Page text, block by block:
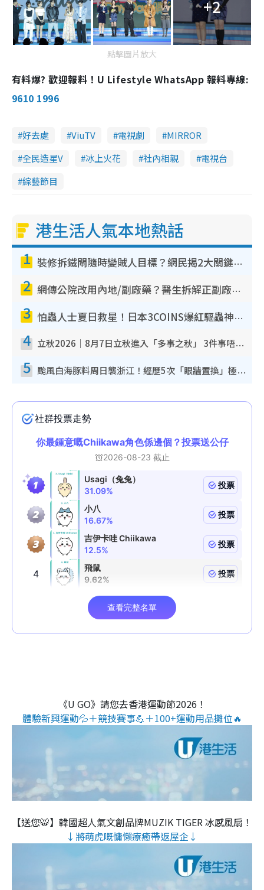
+2
點擊圖片放大
有料爆? 歡迎報料！U Lifestyle WhatsApp 報料專線:
9610 1996
好去處 ViuTV 電視劇
MIRROR
全民造星V
冰上火花 社內相親
電視台
綜藝節目
港生活人氣本地熱話
1 裝修拆鐵閘隨時變賊人目標？網民揭2大關鍵用途：裝新式等於白裝？附新舊鐵閘分別
2 網傳公院改用內地/副廠藥？醫生拆解正副廠分別 揭4類人換藥隨時出事
3 怕蟲人士夏日救星！日本3COINS爆紅驅蟲神器$45起 1招「全程免觸碰」輕鬆搞定小強
4 立秋2026｜8月7日立秋進入「多事之秋」 3件事唔做得！專家教6招開運 清枱頭／銀包納氣接好運
5 颱風白海豚料周日襲浙江！經歷5次「眼牆置換」極罕見 成登陸內地最長途颱風
《U GO》請您去香港運動節2026！
體驗新興運動💦＋競技賽事💪＋100+運動用品攤位🔥
【送您🐯】韓國超人氣文創品牌MUZIK TIGER 冰感風扇！
↓將萌虎嘅慵懶療癒帶返屋企↓